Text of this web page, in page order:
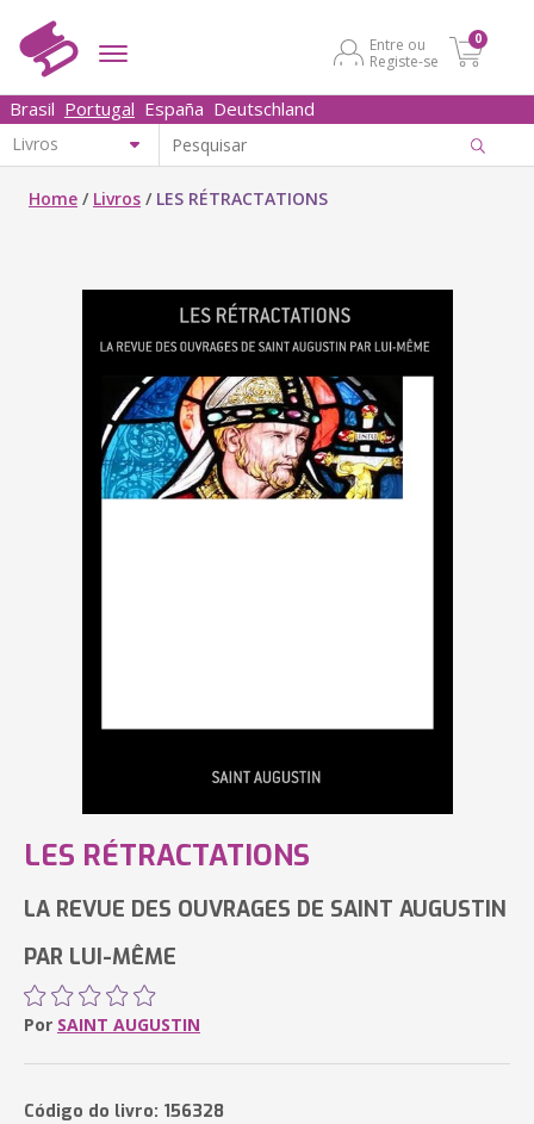
Entre ou
Registe-se
0
Brasil Portugal España Deutschland
Home / Livros / LES RÉTRACTATIONS
LES RÉTRACTATIONS
LA REVUE DES OUVRAGES DE SAINT AUGUSTIN
PAR LUI-MÊME
Por SAINT AUGUSTIN
Código do livro: 156328